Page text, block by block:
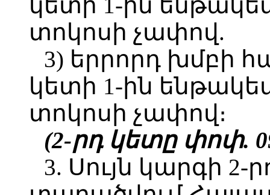
կետի 1-ին
տոկոսի չափով.
3) երրորդ խմբի
կետի 1-ին
տոկոսի չափով։
(2-րդ կետը փոփ.
3. Սույն կարգի 2-